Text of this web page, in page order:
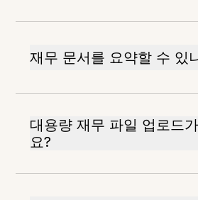
재무 문서를 요약할 수 있
대용량 재무 파일 업로드
요?